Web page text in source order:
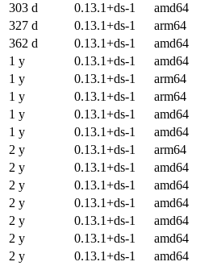
303 d
0.13.1+ds-1 amd64
327 d
0.13.1+ds-1 arm64
362 d
0.13.1+ds-1 amd64
1 y
0.13.1+ds-1 amd64
1 y
0.13.1+ds-1 arm64
1 y
0.13.1+ds-1 arm64
1 y
0.13.1+ds-1 amd64
1 y
0.13.1+ds-1 amd64
2 y
0.13.1+ds-1 arm64
2 y
0.13.1+ds-1 amd64
2 y
0.13.1+ds-1 amd64
2 y
0.13.1+ds-1 amd64
2 y
0.13.1+ds-1 amd64
2 y
0.13.1+ds-1 amd64
2 y
0.13.1+ds-1 amd64